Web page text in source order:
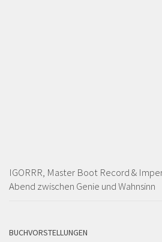
IGORRR, Master Boot Record &
Abend zwischen Genie und Wahnsinn
BUCHVORSTELLUNGEN